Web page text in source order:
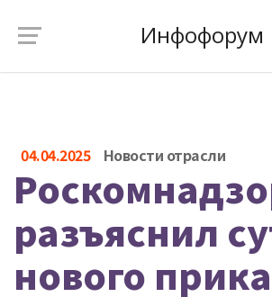
Инфофорум
04.04.2025 Новости отрасли
разъяснил
нового